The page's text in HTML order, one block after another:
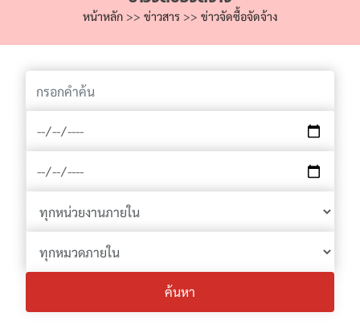
หน้าหลัก >> ข่าวสาร >> ข่าวจัดซื้อจัดจ้าง
ค้นหา